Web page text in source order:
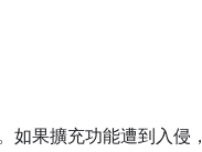
如果擴充功能遭到入侵，